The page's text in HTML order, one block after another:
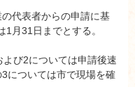
代表者からの申請に基
月31日までとする。
び2については申請後速
については市で現場を確